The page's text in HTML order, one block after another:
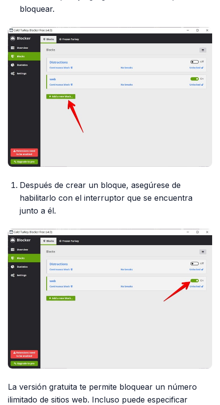
bloquear.
Después de crear un bloque, asegúrese de
habilitarlo con el interruptor que se encuentra
junto a él.
La versión gratuita te permite bloquear un número
ilimitado de sitios web. Incluso puede especificar